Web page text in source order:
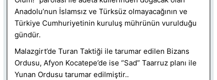
Anadolu’nun İslamsız ve Türksüz olmayacağının ve
Türkiye Cumhuriyetinin kuruluş mührünün vurulduğu
gündür.
Malazgirt’de Turan Taktiği ile tarumar edilen Bizans
Ordusu, Afyon Kocatepe’de ise “Sad” Taarruz planı ile
Yunan Ordusu tarumar edilmiştir..